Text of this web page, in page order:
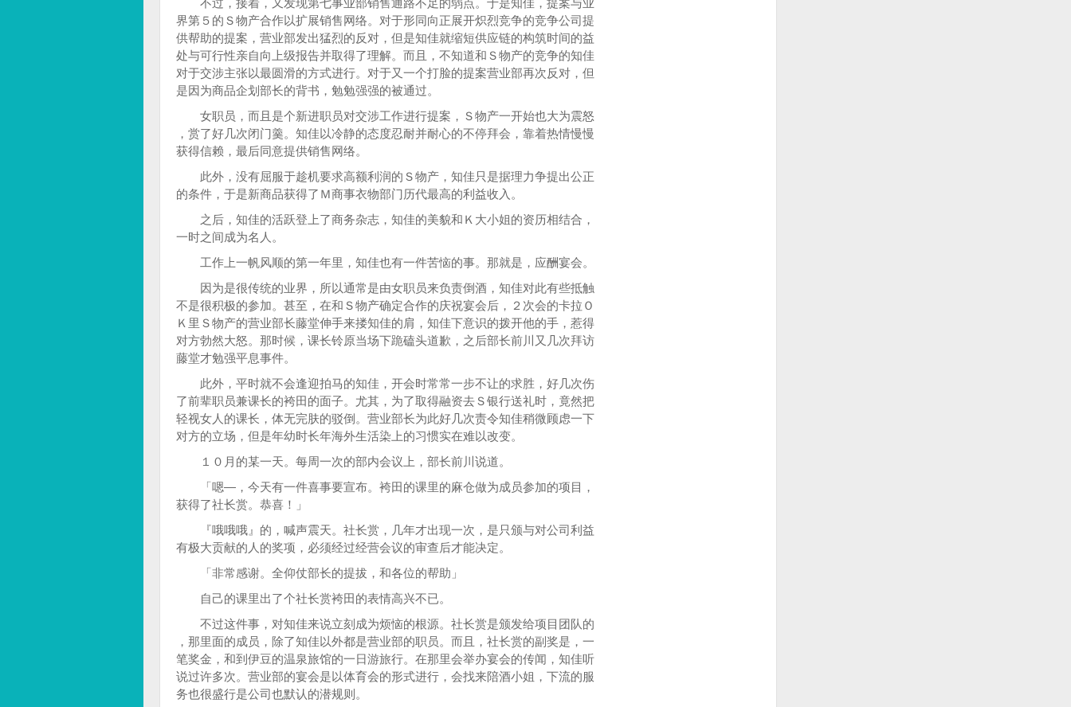
不过，接着，又发现第七事业部销售通路不足的弱点。于是知佳，提案与业
界第５的Ｓ物产合作以扩展销售网络。对于形同向正展开炽烈竞争的竞争公司提
供帮助的提案，营业部发出猛烈的反对，但是知佳就缩短供应链的构筑时间的益
处与可行性亲自向上级报告并取得了理解。而且，不知道和Ｓ物产的竞争的知佳
对于交涉主张以最圆滑的方式进行。对于又一个打脸的提案营业部再次反对，但
是因为商品企划部长的背书，勉勉强强的被通过。
女职员，而且是个新进职员对交涉工作进行提案，Ｓ物产一开始也大为震怒
，赏了好几次闭门羹。知佳以冷静的态度忍耐并耐心的不停拜会，靠着热情慢慢
获得信赖，最后同意提供销售网络。
此外，没有屈服于趁机要求高额利润的Ｓ物产，知佳只是据理力争提出公正
的条件，于是新商品获得了Ｍ商事衣物部门历代最高的利益收入。
之后，知佳的活跃登上了商务杂志，知佳的美貌和Ｋ大小姐的资历相结合，
一时之间成为名人。
工作上一帆风顺的第一年里，知佳也有一件苦恼的事。那就是，应酬宴会。
因为是很传统的业界，所以通常是由女职员来负责倒酒，知佳对此有些抵触
不是很积极的参加。甚至，在和Ｓ物产确定合作的庆祝宴会后，２次会的卡拉Ｏ
Ｋ里Ｓ物产的营业部长藤堂伸手来搂知佳的肩，知佳下意识的拨开他的手，惹得
对方勃然大怒。那时候，课长铃原当场下跪磕头道歉，之后部长前川又几次拜访
藤堂才勉强平息事件。
此外，平时就不会逢迎拍马的知佳，开会时常常一步不让的求胜，好几次伤
了前辈职员兼课长的袴田的面子。尤其，为了取得融资去Ｓ银行送礼时，竟然把
轻视女人的课长，体无完肤的驳倒。营业部长为此好几次责令知佳稍微顾虑一下
对方的立场，但是年幼时长年海外生活染上的习惯实在难以改变。
１０月的某一天。每周一次的部内会议上，部长前川说道。
「嗯—，今天有一件喜事要宣布。袴田的课里的麻仓做为成员参加的项目，
获得了社长赏。恭喜！」
『哦哦哦』的，喊声震天。社长赏，几年才出现一次，是只颁与对公司利益
有极大贡献的人的奖项，必须经过经营会议的审查后才能决定。
「非常感谢。全仰仗部长的提拔，和各位的帮助」
自己的课里出了个社长赏袴田的表情高兴不已。
不过这件事，对知佳来说立刻成为烦恼的根源。社长赏是颁发给项目团队的
，那里面的成员，除了知佳以外都是营业部的职员。而且，社长赏的副奖是，一
笔奖金，和到伊豆的温泉旅馆的一日游旅行。在那里会举办宴会的传闻，知佳听
说过许多次。营业部的宴会是以体育会的形式进行，会找来陪酒小姐，下流的服
务也很盛行是公司也默认的潜规则。